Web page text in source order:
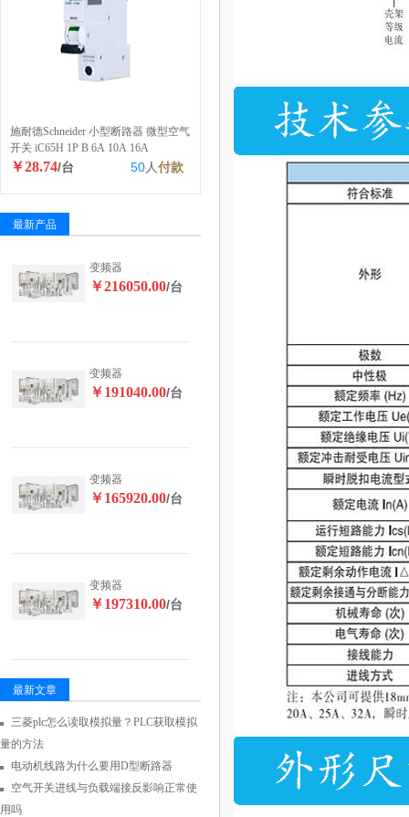
施耐德Schneider 小型断路器 微型空气
开关 iC65H 1P B 6A 10A 16A
￥28.74/台 50人付款
最新产品
变频器
￥216050.00/台
变频器
￥191040.00/台
变频器
￥165920.00/台
变频器
￥197310.00/台
最新文章
三菱plc怎么读取模拟量？PLC获取模拟
量的方法
电动机线路为什么要用D型断路器
空气开关进线与负载端接反影响正常使
用吗